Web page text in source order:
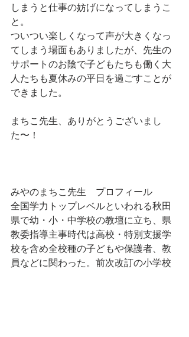
しまうと仕事の妨げになってしまうこ
と。
ついつい楽しくなって声が大きくなっ
てしまう場面もありましたが、先生の
サポートのお陰で子どもたちも働く大
人たちも夏休みの平日を過ごすことが
できました。
まちこ先生、ありがとうございまし
た〜！
みやのまちこ先生　プロフィール
全国学力トップレベルといわれる秋田
県で幼・小・中学校の教壇に立ち、県
教委指導主事時代は高校・特別支援学
校を含め全校種の子どもや保護者、教
員などに関わった。前次改訂の小学校